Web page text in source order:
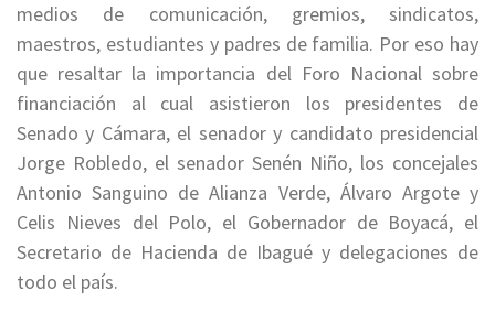
medios de comunicación, gremios, sindicatos,
maestros, estudiantes y padres de familia. Por eso hay
que resaltar la importancia del Foro Nacional sobre
financiación al cual asistieron los presidentes de
Senado y Cámara, el senador y candidato presidencial
Jorge Robledo, el senador Senén Niño, los concejales
Antonio Sanguino de Alianza Verde, Álvaro Argote y
Celis Nieves del Polo, el Gobernador de Boyacá, el
Secretario de Hacienda de Ibagué y delegaciones de
todo el país.